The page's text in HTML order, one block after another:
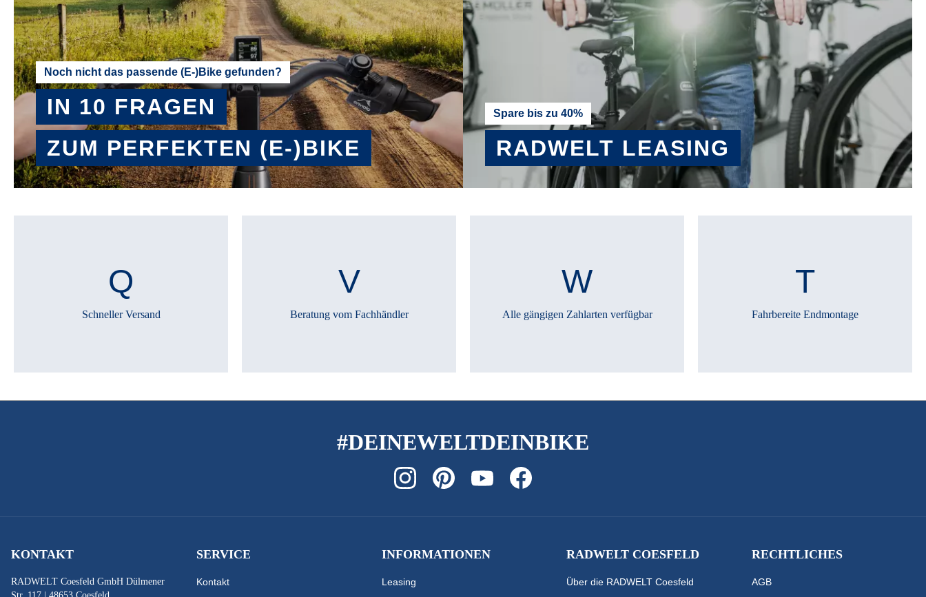
Noch nicht das passende (E-)Bike gefunden?
IN 10 FRAGEN
ZUM PERFEKTEN (E-)BIKE
BERATER STARTEN
Spare bis zu 40%
RADWELT LEASING
MEHR ERFAHREN
Schneller Versand Beratung vom Fachhändler Alle gängigen Zahlarten verfügbar Fahrbereite Endmontage
#DEINEWELTDEINBIKE
KONTAKT
RADWELT Coesfeld GmbH Dülmener
SERVICE
Kontakt
INFORMATIONEN
Leasing
RADWELT COESFELD
Über die RADWELT Coesfeld
RECHTLICHES
AGB